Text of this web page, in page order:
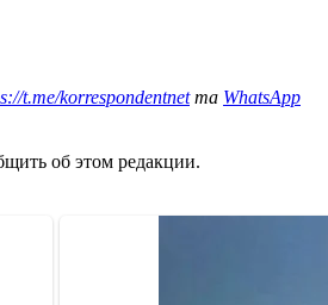
t.me/korrespondentnetта WhatsApp
об этом редакции.